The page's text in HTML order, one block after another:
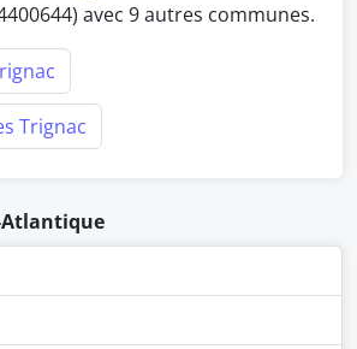
avec 9 autres communes.
Trignac
Atlantique